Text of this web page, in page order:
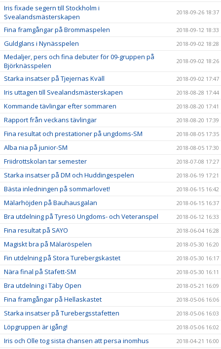
Iris fixade segern till Stockholm i
Svealandsmästerskapen
2018-09-26 18:37
Fina framgångar på Brommaspelen 2018-09-12 18:33
Guldglans i Nynässpelen 2018-09-02 18:28
Medaljer, pers och fina debuter för 09-gruppen på
Björknässpelen
2018-09-02 18:26
Starka insatser på Tjejernas Kväll 2018-09-02 17:47
Iris uttagen till Svealandsmästerskapen 2018-08-28 17:44
Kommande tävlingar efter sommaren 2018-08-20 17:41
Rapport från veckans tävlingar 2018-08-20 17:39
Fina resultat och prestationer på ungdoms-SM 2018-08-05 17:35
Alba nia på junior-SM 2018-08-05 17:30
Friidrottskolan tar semester 2018-07-08 17:27
Starka insatser på DM och Huddingespelen 2018-06-19 17:21
Bästa inledningen på sommarlovet! 2018-06-15 16:42
Mälarhöjden på Bauhausgalan 2018-06-15 16:37
Bra utdelning på Tyresö Ungdoms- och Veteranspel 2018-06-12 16:33
Fina resultat på SAYO 2018-06-04 16:28
Magiskt bra på Mälaröspelen 2018-05-30 16:20
Fin utdelning på Stora Turebergskastet 2018-05-30 16:17
Nära final på Stafett-SM 2018-05-30 16:11
Bra utdelning i Täby Open 2018-05-21 16:09
Fina framgångar på Hellaskastet 2018-05-06 16:06
Starka insatser på Turebergsstafetten 2018-05-06 16:03
Löpgruppen är igång! 2018-05-06 16:02
Iris och Olle tog sista chansen att persa inomhus 2018-04-21 16:00